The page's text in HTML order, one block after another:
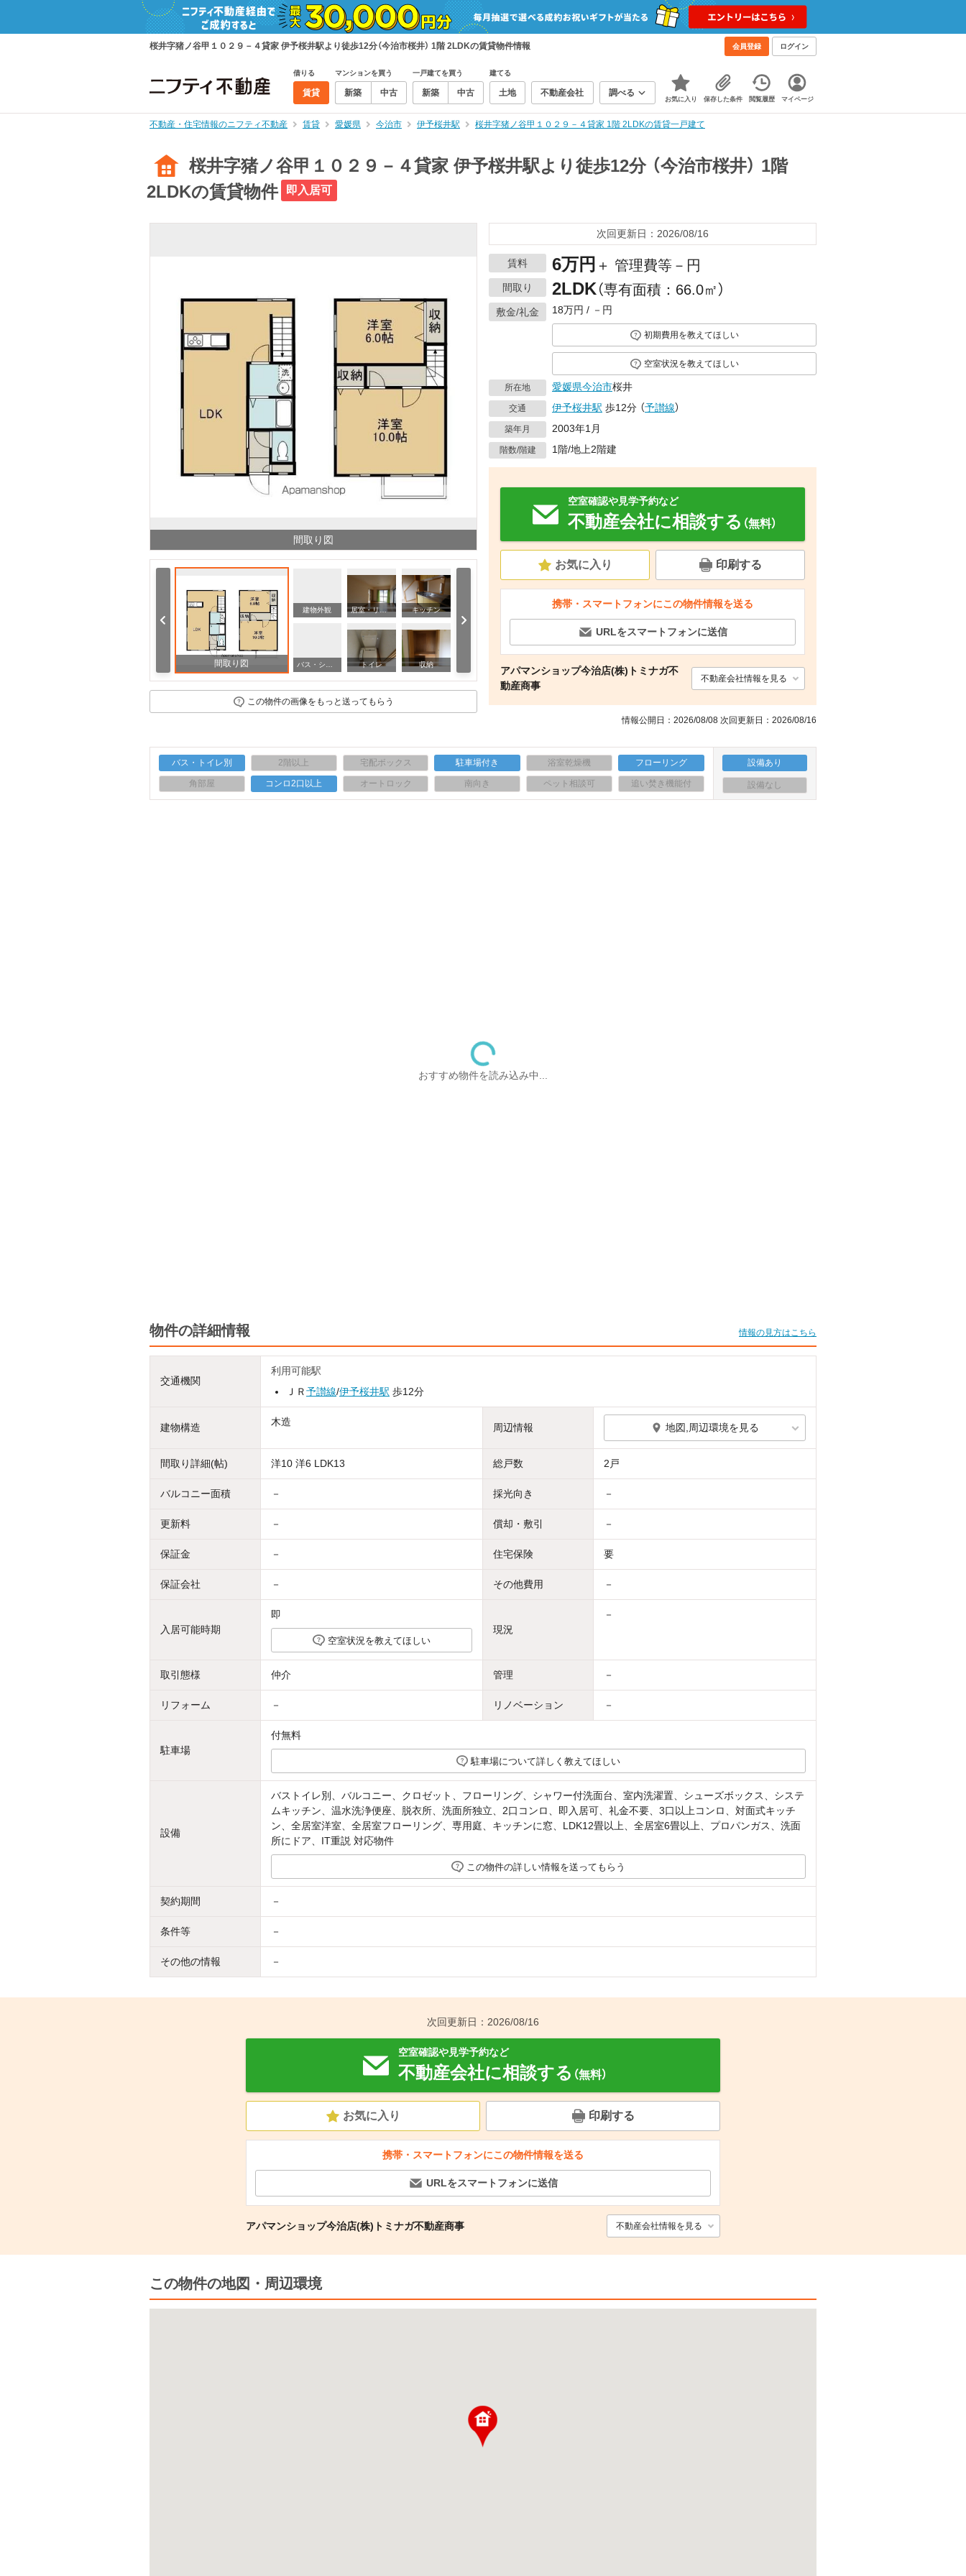
桜井字猪ノ谷甲１０２９－４貸家 伊予桜井駅より徒歩12分（今治市桜井） 1階 2LDKの賃貸物件情報 会員登録 ログイン
借りる
賃貸
マンションを買う
新築 中古
一戸建てを買う
新築 中古
建てる
土地 不動産会社 調べる
お気に入り 保存した条件 閲覧履歴 マイページ
不動産・住宅情報のニフティ不動産 賃貸 愛媛県 今治市 伊予桜井駅 桜井字猪ノ谷甲１０２９－４貸家 1階 2LDKの賃貸一戸建て
桜井字猪ノ谷甲１０２９－４貸家 伊予桜井駅より徒歩12分 （今治市桜井） 1階
2LDKの賃貸物件
即入居可
間取り図
間取り図
建物外観 居室・リビング キッチン
トイレ 収納 その他部屋・スペース
洗面設備 バルコニー その他設備
この物件の画像をもっと送ってもらう
次回更新日：2026/08/16
賃料 6万円 ＋ 管理費等－円
間取り 2LDK（専有面積：66.0㎡）
敷金/礼金 18万円 / －円
初期費用を教えてほしい
空室状況を教えてほしい
所在地 愛媛県今治市桜井
交通 伊予桜井駅 歩12分 （予讃線）
築年月 2003年1月
階数/階建 1階/地上2階建
空室確認や見学予約など
不動産会社に相談する （無料）
お気に入り 印刷する
携帯・スマートフォンにこの物件情報を送る
URLをスマートフォンに送信
アパマンショップ今治店(株)トミナガ不
動産商事
不動産会社情報を見る
情報公開日：2026/08/08 次回更新日：2026/08/16
バス・トイレ別 2階以上 宅配ボックス 駐車場付き 浴室乾燥機 フローリング
角部屋 コンロ2口以上 オートロック 南向き ペット相談可 追い焚き機能付
設備あり
設備なし
おすすめ物件を読み込み中...
物件の詳細情報 情報の見方はこちら
交通機関
利用可能駅
ＪＲ予讃線/伊予桜井駅 歩12分
建物構造 木造 周辺情報 地図,周辺環境を見る
間取り詳細(帖) 洋10 洋6 LDK13 総戸数 2戸
バルコニー面積 － 採光向き －
更新料 － 償却・敷引 －
保証金 － 住宅保険 要
保証会社 － その他費用 －
入居可能時期
即
空室状況を教えてほしい
現況
－
取引態様 仲介 管理 －
リフォーム － リノベーション －
駐車場
付無料
駐車場について詳しく教えてほしい
設備
バストイレ別、バルコニー、クロゼット、フローリング、シャワー付洗面台、室内洗濯置、シューズボックス、システ
ムキッチン、温水洗浄便座、脱衣所、洗面所独立、2口コンロ、即入居可、礼金不要、3口以上コンロ、対面式キッチ
ン、全居室洋室、全居室フローリング、専用庭、キッチンに窓、LDK12畳以上、全居室6畳以上、プロパンガス、洗面
所にドア、IT重説 対応物件
この物件の詳しい情報を送ってもらう
契約期間 －
条件等 －
その他の情報 －
次回更新日：2026/08/16
空室確認や見学予約など
不動産会社に相談する （無料）
お気に入り 印刷する
携帯・スマートフォンにこの物件情報を送る
URLをスマートフォンに送信
アパマンショップ今治店(株)トミナガ不動産商事 不動産会社情報を見る
この物件の地図・周辺環境